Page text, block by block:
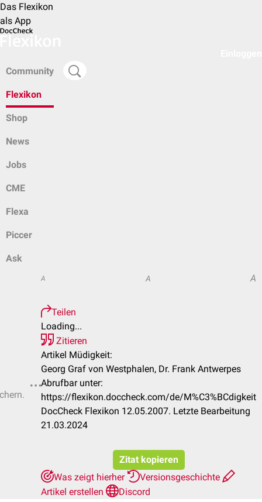
Das Flexikon
als App
Community
Flexikon
Shop
News
Jobs
CME
Flexa
Piccer
Ask
A A A
Teilen
Loading...
Zitieren
Artikel Müdigkeit:
Georg Graf von Westphalen, Dr. Frank Antwerpes
Abrufbar unter:
https://flexikon.doccheck.com/de/M%C3%BCdigkeit
DocCheck Flexikon 12.05.2007. Letzte Bearbeitung
21.03.2024
Zitat kopieren
Was zeigt hierher
Versionsgeschichte
Artikel erstellen
Discord